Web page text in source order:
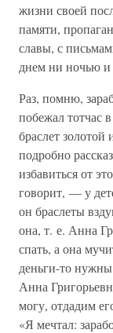
жизни своей
памяти,
славы, с
днем ни ночью и
Раз, помню,
побежал тотчас
браслет
подробно
избавиться от
говорит, — у
он браслеты
она, т. е. Анна
спать, а она
деньги-то
Анна
могу, отдадим
«Я мечтал: